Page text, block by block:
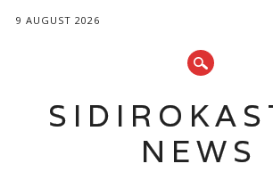
9 AUGUST 2026
NEWS